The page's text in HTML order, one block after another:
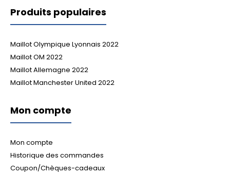
Produits populaires
Maillot Olympique Lyonnais 2022
Maillot OM 2022
Maillot Allemagne 2022
Maillot Manchester United 2022
Mon compte
Mon compte
Historique des commandes
Coupon/Chèques-cadeaux